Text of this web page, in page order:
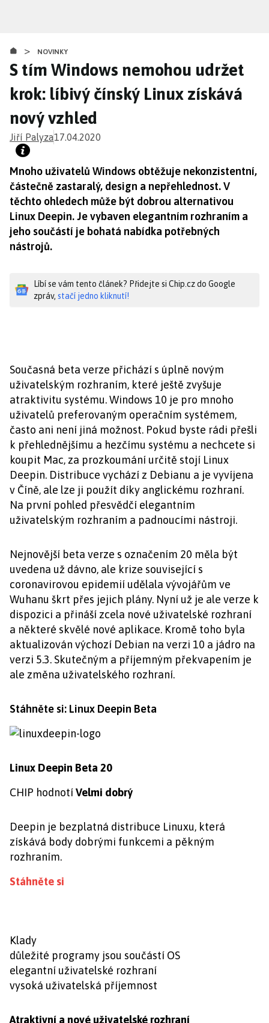
obsahu
> NOVINKY
S tím Windows nemohou udržet
krok: líbivý čínský Linux získává
nový vzhled
Jiří Palyza17.04.2020
Mnoho uživatelů Windows obtěžuje nekonzistentní,
částečně zastaralý, design a nepřehlednost. V
těchto ohledech může být dobrou alternativou
Linux Deepin. Je vybaven elegantním rozhraním a
jeho součástí je bohatá nabídka potřebných
nástrojů.
Líbí se vám tento článek? Přidejte si Chip.cz do Google
zpráv, stačí jedno kliknutí!
Současná beta verze přichází s úplně novým
uživatelským rozhraním, které ještě zvyšuje
atraktivitu systému. Windows 10 je pro mnoho
uživatelů preferovaným operačním systémem,
často ani není jiná možnost. Pokud byste rádi přešli
k přehlednějšímu a hezčímu systému a nechcete si
koupit Mac, za prozkoumání určitě stojí Linux
Deepin. Distribuce vychází z Debianu a je vyvíjena
v Číně, ale lze ji použít díky anglickému rozhraní.
Na první pohled přesvědčí elegantním
uživatelským rozhraním a padnoucími nástroji.
Nejnovější beta verze s označením 20 měla být
uvedena už dávno, ale krize související s
coronavirovou epidemií udělala vývojářům ve
Wuhanu škrt přes jejich plány. Nyní už je ale verze k
dispozici a přináší zcela nové uživatelské rozhraní
a některé skvělé nové aplikace. Kromě toho byla
aktualizován výchozí Debian na verzi 10 a jádro na
verzi 5.3. Skutečným a příjemným překvapením je
ale změna uživatelského rozhraní.
Stáhněte si: Linux Deepin Beta
Linux Deepin Beta 20
CHIP hodnotíVelmi dobrý
Deepin je bezplatná distribuce Linuxu, která
získává body dobrými funkcemi a pěkným
rozhraním.
Stáhněte si
Klady
důležité programy jsou součástí OS
elegantní uživatelské rozhraní
vysoká uživatelská příjemnost
Atraktivní a nové uživatelské rozhraní